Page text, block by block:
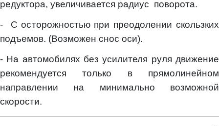
редуктора, увеличивается радиус поворота.
- С осторожностью при преодолении скользких
подъемов. (Возможен снос оси).
- На автомобилях без усилителя руля движение
рекомендуется только в прямолинейном
направлении на минимально возможной
скорости.